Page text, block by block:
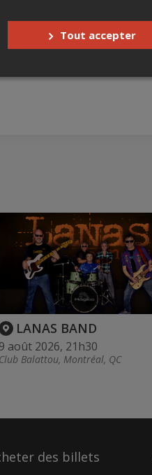
remboursement
LANAS BAND
9 août 2026, 21h30
Club Balattou, Montréal, QC
des billets
Tout accepter